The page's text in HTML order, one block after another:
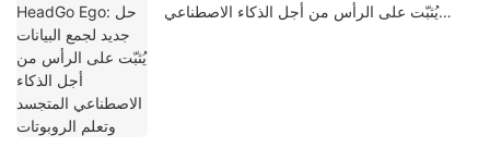
يُثبّت على الرأس من أجل الذكاء الاصطناعي